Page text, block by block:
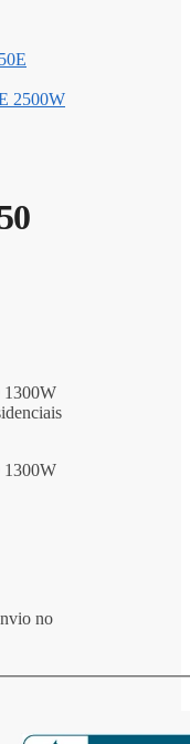
2500W
1300W
1300W
no